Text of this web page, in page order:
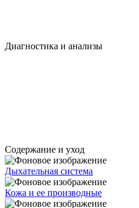
Диагностика и анализы
Содержание и уход
Дыхательная система
Кожа и ее производные